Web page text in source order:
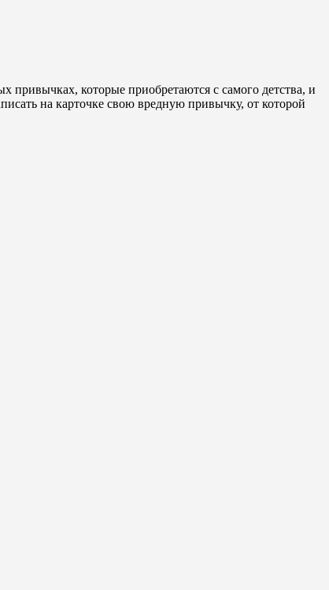
привычках, которые приобретаются с самого детства, и
на карточке свою вредную привычку, от которой